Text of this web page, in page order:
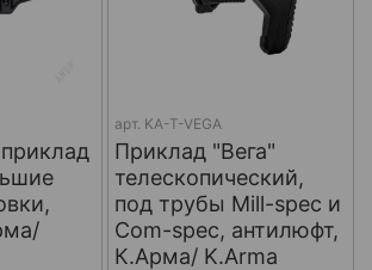
арт. KA-T-VEGA
Приклад "Вега"
телескопический,
под трубы Mill-spec и
Com-spec, антилюфт,
К.Арма/ K.Arma